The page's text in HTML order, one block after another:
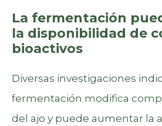
La fermentación
la disponibilidad de
bioactivos
Diversas investigaciones
fermentación modifica
del ajo y puede aumentar la